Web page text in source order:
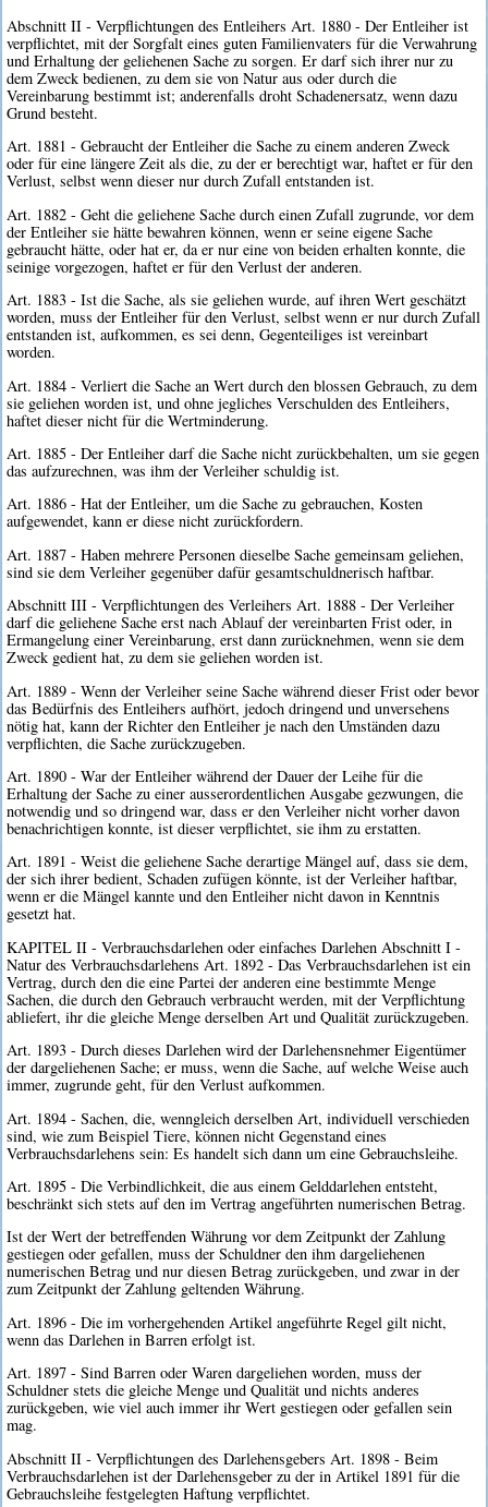
Abschnitt II - Verpflichtungen des Entleihers Art. 1880 - Der Entleiher ist
verpflichtet, mit der Sorgfalt eines guten Familienvaters für die Verwahrung
und Erhaltung der geliehenen Sache zu sorgen. Er darf sich ihrer nur zu
dem Zweck bedienen, zu dem sie von Natur aus oder durch die
Vereinbarung bestimmt ist; anderenfalls droht Schadenersatz, wenn dazu
Grund besteht.
Art. 1881 - Gebraucht der Entleiher die Sache zu einem anderen Zweck
oder für eine längere Zeit als die, zu der er berechtigt war, haftet er für den
Verlust, selbst wenn dieser nur durch Zufall entstanden ist.
Art. 1882 - Geht die geliehene Sache durch einen Zufall zugrunde, vor dem
der Entleiher sie hätte bewahren können, wenn er seine eigene Sache
gebraucht hätte, oder hat er, da er nur eine von beiden erhalten konnte, die
seinige vorgezogen, haftet er für den Verlust der anderen.
Art. 1883 - Ist die Sache, als sie geliehen wurde, auf ihren Wert geschätzt
worden, muss der Entleiher für den Verlust, selbst wenn er nur durch Zufall
entstanden ist, aufkommen, es sei denn, Gegenteiliges ist vereinbart
worden.
Art. 1884 - Verliert die Sache an Wert durch den blossen Gebrauch, zu dem
sie geliehen worden ist, und ohne jegliches Verschulden des Entleihers,
haftet dieser nicht für die Wertminderung.
Art. 1885 - Der Entleiher darf die Sache nicht zurückbehalten, um sie gegen
das aufzurechnen, was ihm der Verleiher schuldig ist.
Art. 1886 - Hat der Entleiher, um die Sache zu gebrauchen, Kosten
aufgewendet, kann er diese nicht zurückfordern.
Art. 1887 - Haben mehrere Personen dieselbe Sache gemeinsam geliehen,
sind sie dem Verleiher gegenüber dafür gesamtschuldnerisch haftbar.
Abschnitt III - Verpflichtungen des Verleihers Art. 1888 - Der Verleiher
darf die geliehene Sache erst nach Ablauf der vereinbarten Frist oder, in
Ermangelung einer Vereinbarung, erst dann zurücknehmen, wenn sie dem
Zweck gedient hat, zu dem sie geliehen worden ist.
Art. 1889 - Wenn der Verleiher seine Sache während dieser Frist oder bevor
das Bedürfnis des Entleihers aufhört, jedoch dringend und unversehens
nötig hat, kann der Richter den Entleiher je nach den Umständen dazu
verpflichten, die Sache zurückzugeben.
Art. 1890 - War der Entleiher während der Dauer der Leihe für die
Erhaltung der Sache zu einer ausserordentlichen Ausgabe gezwungen, die
notwendig und so dringend war, dass er den Verleiher nicht vorher davon
benachrichtigen konnte, ist dieser verpflichtet, sie ihm zu erstatten.
Art. 1891 - Weist die geliehene Sache derartige Mängel auf, dass sie dem,
der sich ihrer bedient, Schaden zufügen könnte, ist der Verleiher haftbar,
wenn er die Mängel kannte und den Entleiher nicht davon in Kenntnis
gesetzt hat.
KAPITEL II - Verbrauchsdarlehen oder einfaches Darlehen Abschnitt I -
Natur des Verbrauchsdarlehens Art. 1892 - Das Verbrauchsdarlehen ist ein
Vertrag, durch den die eine Partei der anderen eine bestimmte Menge
Sachen, die durch den Gebrauch verbraucht werden, mit der Verpflichtung
abliefert, ihr die gleiche Menge derselben Art und Qualität zurückzugeben.
Art. 1893 - Durch dieses Darlehen wird der Darlehensnehmer Eigentümer
der dargeliehenen Sache; er muss, wenn die Sache, auf welche Weise auch
immer, zugrunde geht, für den Verlust aufkommen.
Art. 1894 - Sachen, die, wenngleich derselben Art, individuell verschieden
sind, wie zum Beispiel Tiere, können nicht Gegenstand eines
Verbrauchsdarlehens sein: Es handelt sich dann um eine Gebrauchsleihe.
Art. 1895 - Die Verbindlichkeit, die aus einem Gelddarlehen entsteht,
beschränkt sich stets auf den im Vertrag angeführten numerischen Betrag.
Ist der Wert der betreffenden Währung vor dem Zeitpunkt der Zahlung
gestiegen oder gefallen, muss der Schuldner den ihm dargeliehenen
numerischen Betrag und nur diesen Betrag zurückgeben, und zwar in der
zum Zeitpunkt der Zahlung geltenden Währung.
Art. 1896 - Die im vorhergehenden Artikel angeführte Regel gilt nicht,
wenn das Darlehen in Barren erfolgt ist.
Art. 1897 - Sind Barren oder Waren dargeliehen worden, muss der
Schuldner stets die gleiche Menge und Qualität und nichts anderes
zurückgeben, wie viel auch immer ihr Wert gestiegen oder gefallen sein
mag.
Abschnitt II - Verpflichtungen des Darlehensgebers Art. 1898 - Beim
Verbrauchsdarlehen ist der Darlehensgeber zu der in Artikel 1891 für die
Gebrauchsleihe festgelegten Haftung verpflichtet.